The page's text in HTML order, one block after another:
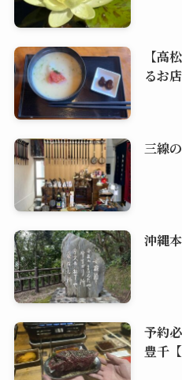
【高
るお
三線
沖縄
予約
豊千